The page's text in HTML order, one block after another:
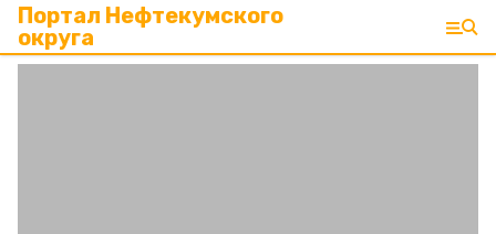
Портал Нефтекумского
округа